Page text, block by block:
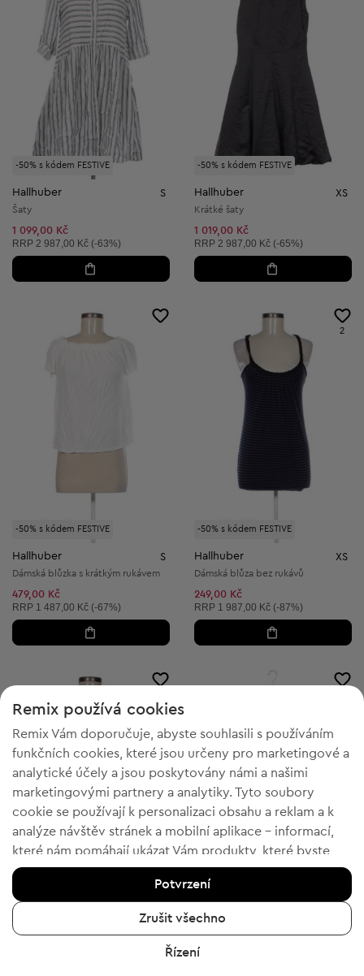
-50% s kódem FESTIVE
Hallhuber S
Šaty
1 099,00 Kč
Doporučená cena:
RRP 2 987,00 Kč (-63%)
-50% s kódem FESTIVE
Hallhuber XS
Krátké šaty
1 019,00 Kč
Doporučená cena:
RRP 2 987,00 Kč (-65%)
-50% s kódem FESTIVE
Hallhuber S
Dámská blůzka s krátkým rukávem
479,00 Kč
Doporučená cena:
RRP 1 487,00 Kč (-67%)
-50% s kódem FESTIVE
2
Hallhuber XS
Dámská blůza bez rukávů
249,00 Kč
Doporučená cena:
RRP 1 987,00 Kč (-87%)
S
Krátké šaty
Hallhuber
Dámské kalhoty
449,00 Kč
Remix používá cookies
Remix Vám doporučuje, abyste souhlasili s používáním
funkčních cookies, které jsou určeny pro marketingové a
analytické účely a jsou poskytovány námi a našimi
marketingovými partnery a analytiky. Tyto soubory
cookie se používají k personalizaci obsahu a reklam a k
analýze návštěv stránek a mobilní aplikace - informací,
které nám pomáhají ukázat Vám produkty, které byste
chtěli. Pokud souhlasíte, potvrďte prosím kliknutím na
tlačítko „Ano, souhlasím“.
Chcete-li získat více informací, klikněte na „Chci více
informací“ nebo navštivte „Zásady ochrany osobních
údajů a cookies“. Nastavení souborů cookie můžete
Potvrzení
Zrušit všechno
Řízení